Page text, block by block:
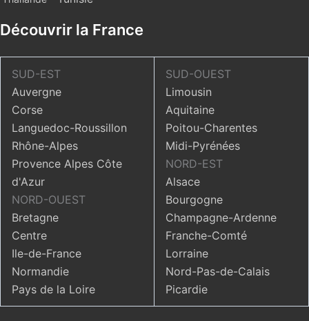
Découvrir la France
SUD-EST
Auvergne
Corse
Languedoc-Roussillon
Rhône-Alpes
Provence Alpes Côte
d'Azur
NORD-OUEST
Bretagne
Centre
Ile-de-France
Normandie
Pays de la Loire
SUD-OUEST
Limousin
Aquitaine
Poitou-Charentes
Midi-Pyrénées
NORD-EST
Alsace
Bourgogne
Champagne-Ardenne
Franche-Comté
Lorraine
Nord-Pas-de-Calais
Picardie